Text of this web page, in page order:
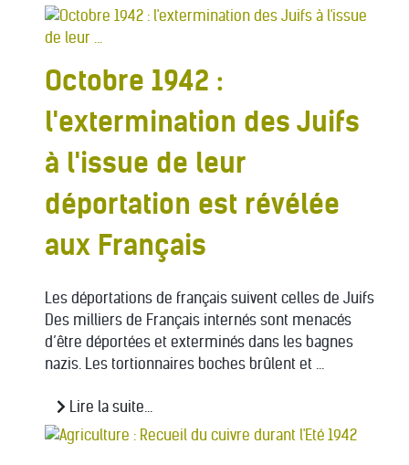
Octobre 1942 :
l'extermination des Juifs
à l'issue de leur
déportation est révélée
aux Français
Les déportations de français suivent celles de Juifs
Des milliers de Français internés sont menacés
d’être déportées et exterminés dans les bagnes
nazis. Les tortionnaires boches brûlent et ...
Lire la suite...